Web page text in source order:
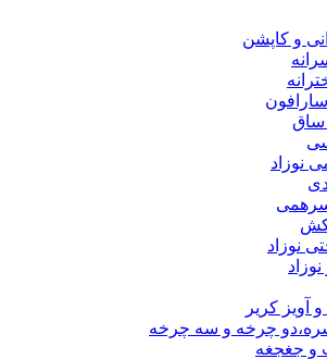
و کاپشن
ساق
نوزاد
نوزاد
آویز کریر
چرخه و سه چرخه
و جغجغه